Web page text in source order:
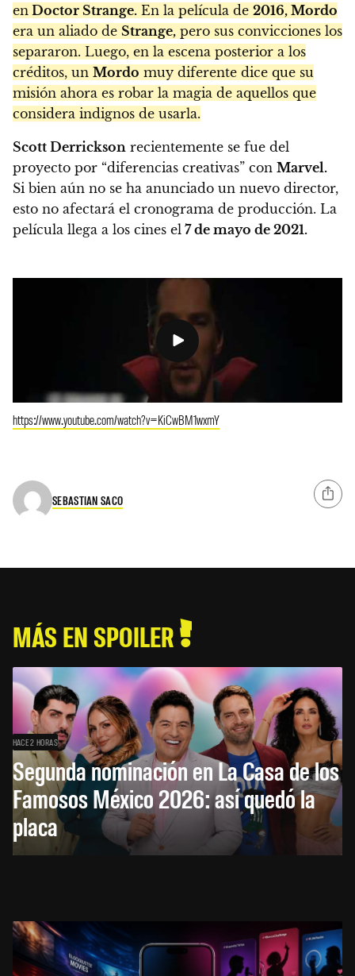
en Doctor Strange. En la película de 2016, Mordo
era un aliado de Strange, pero sus convicciones los
separaron. Luego, en la escena posterior a los
créditos, un Mordo muy diferente dice que su
misión ahora es robar la magia de aquellos que
considera indignos de usarla.
Scott Derrickson recientemente se fue del
proyecto por “diferencias creativas” con Marvel.
Si bien aún no se ha anunciado un nuevo director,
esto no afectará el cronograma de producción. La
película llega a los cines el 7 de mayo de 2021.
https://www.youtube.com/watch?v=KiCwBM1wxmY
SEBASTIAN SACO
MÁS EN SPOILER
HACE 2 HORAS
Segunda nominación en La Casa de los
Famosos México 2026: así quedó la
placa